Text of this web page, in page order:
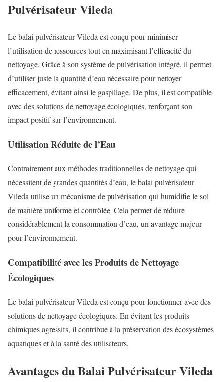
Pulvérisateur Vileda
Le balai pulvérisateur Vileda est conçu pour minimiser
l’utilisation de ressources tout en maximisant l’efficacité du
nettoyage. Grâce à son système de pulvérisation intégré, il permet
d’utiliser juste la quantité d’eau nécessaire pour nettoyer
efficacement, évitant ainsi le gaspillage. De plus, il est compatible
avec des solutions de nettoyage écologiques, renforçant son
impact positif sur l’environnement.
Utilisation Réduite de l’Eau
Contrairement aux méthodes traditionnelles de nettoyage qui
nécessitent de grandes quantités d’eau, le balai pulvérisateur
Vileda utilise un mécanisme de pulvérisation qui humidifie le sol
de manière uniforme et contrôlée. Cela permet de réduire
considérablement la consommation d’eau, un avantage majeur
pour l’environnement.
Compatibilité avec les Produits de Nettoyage
Écologiques
Le balai pulvérisateur Vileda est conçu pour fonctionner avec des
solutions de nettoyage écologiques. En évitant les produits
chimiques agressifs, il contribue à la préservation des écosystèmes
aquatiques et à la santé des utilisateurs.
Avantages du Balai Pulvérisateur Vileda